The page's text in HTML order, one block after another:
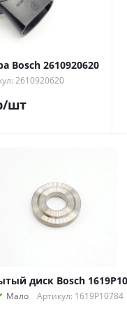
Bosch 2610920620
2610920620
/шт
диск Bosch
Мало Артикул: 1619P10784